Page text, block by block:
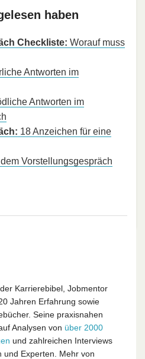
haben
Checkliste: Worauf muss
Antworten im
Antworten im
18 Anzeichen für eine
Vorstellungsgespräch
Karrierebibel, Jobmentor
Jahren Erfahrung sowie
Seine praxisnahen
Analysen von über 2000
und zahlreichen Interviews
und Experten. Mehr von